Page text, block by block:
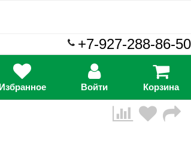
+7-927-288-86-50
Избранное Войти Корзина